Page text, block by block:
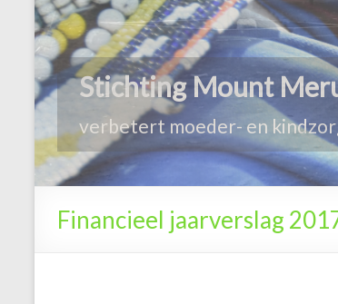
Financieel jaarverslag